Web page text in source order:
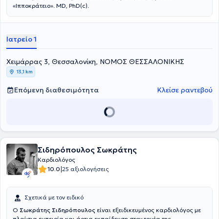
«Ιπποκράτειο». MD, PhD(c).
Ιατρείο 1
Χειμάρρας 3, Θεσσαλονίκη, ΝΟΜΟΣ ΘΕΣΣΑΛΟΝΙΚΗΣ
13,1 km
Επόμενη διαθεσιμότητα Κλείσε ραντεβού
Σιδηρόπουλος Σωκράτης
Καρδιολόγος
10.0|25 αξιολογήσεις
Σχετικά με τον ειδικό
Ο Σωκράτης Σιδηρόπουλος είναι εξειδικευμένος καρδιολόγος με